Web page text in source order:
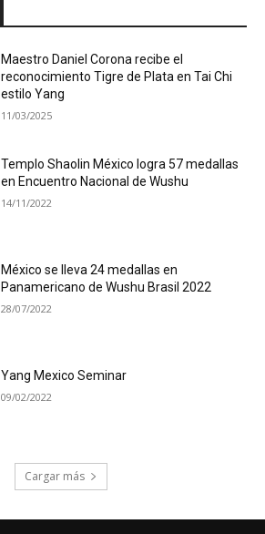
Maestro Daniel Corona recibe el
reconocimiento Tigre de Plata en Tai Chi
estilo Yang
11/03/2025
Templo Shaolin México logra 57 medallas
en Encuentro Nacional de Wushu
14/11/2022
México se lleva 24 medallas en
Panamericano de Wushu Brasil 2022
28/07/2022
Yang Mexico Seminar
09/02/2022
Cargar más